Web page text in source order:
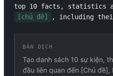
top 10 facts, statistics
[chủ đề]
, including
BẢN DỊCH
Tạo danh sách 10 sự kiện,
đầu liên quan đến [Chủ đề],